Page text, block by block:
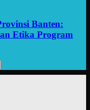
Banten:
Etika Program